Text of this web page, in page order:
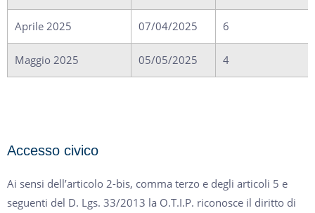
Aprile 2025 07/04/2025 6
Maggio 2025 05/05/2025 4
Accesso civico
Ai sensi dell’articolo 2-bis, comma terzo e degli articoli 5 e
seguenti del D. Lgs. 33/2013 la O.T.I.P. riconosce il diritto di